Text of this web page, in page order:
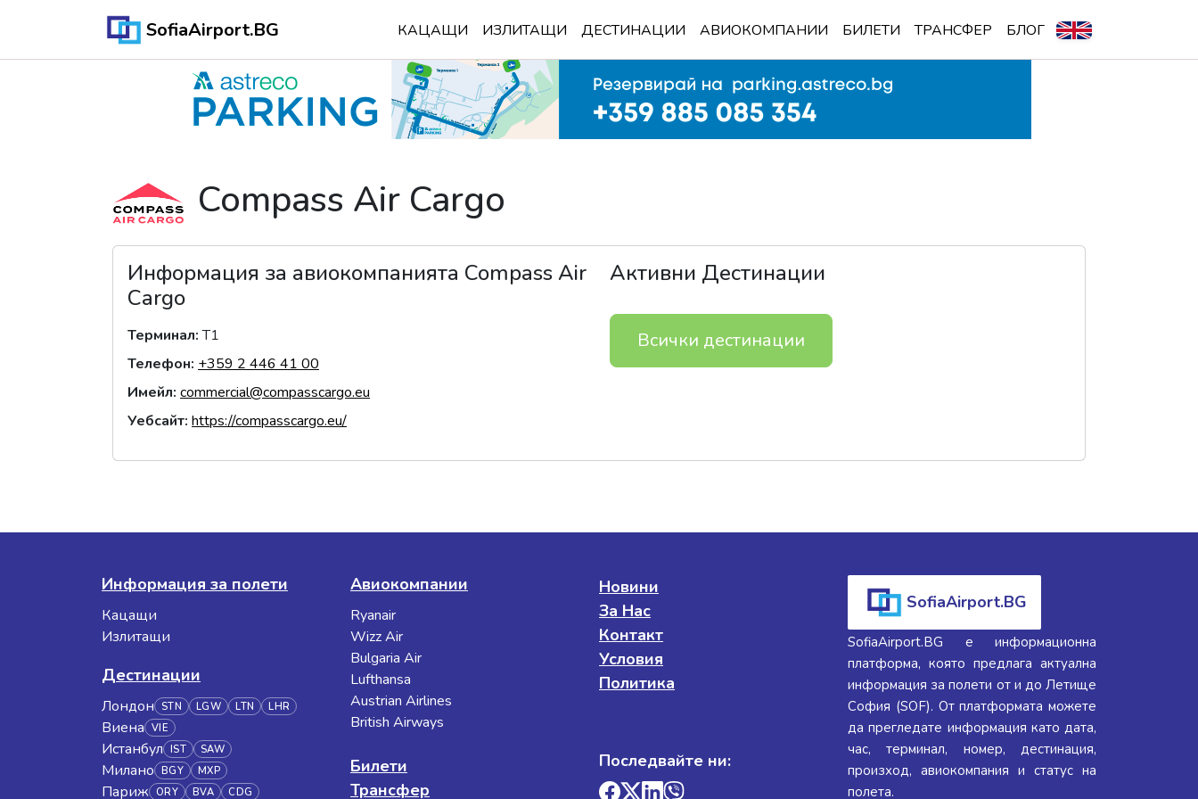
SofiaAirport.BG КАЦАЩИ ИЗЛИТАЩИ ДЕСТИНАЦИИ АВИОКОМПАНИИ БИЛЕТИ ТРАНСФЕР БЛОГ
Compass Air Cargo
Информация за авиокомпанията Compass Air
Cargo
Терминал: T1
Телефон: +359 2 446 41 00
Имейл: commercial@compasscargo.eu
Уебсайт: https://compasscargo.eu/
Активни Дестинации
Всички дестинации
Информация за полети
Кацащи
Излитащи
Дестинации
Лондон STN LGW LTN LHR
Виена VIE
Истанбул IST SAW
Милано BGY MXP
Париж ORY BVA CDG
Авиокомпании
Ryanair
Wizz Air
Bulgaria Air
Lufthansa
Austrian Airlines
British Airways
Билети
Трансфер
Новини
За Нас
Контакт
Условия
Политика
Последвайте ни:
SofiaAirport.BG
SofiaAirport.BG е информационна
платформа, която предлага актуална
информация за полети от и до Летище
София (SOF). От платформата можете
да прегледате информация като дата,
час, терминал, номер, дестинация,
произход, авиокомпания и статус на
полета.